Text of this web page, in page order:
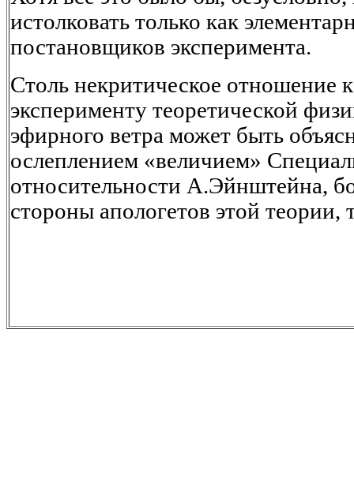
истолковать только как
постановщиков эксперимента.
Столь некритическое отношение
эксперименту теоретической
эфирного ветра может быть
ослеплением «величием»
относительности А.Эйнштейна,
стороны апологетов этой теории,